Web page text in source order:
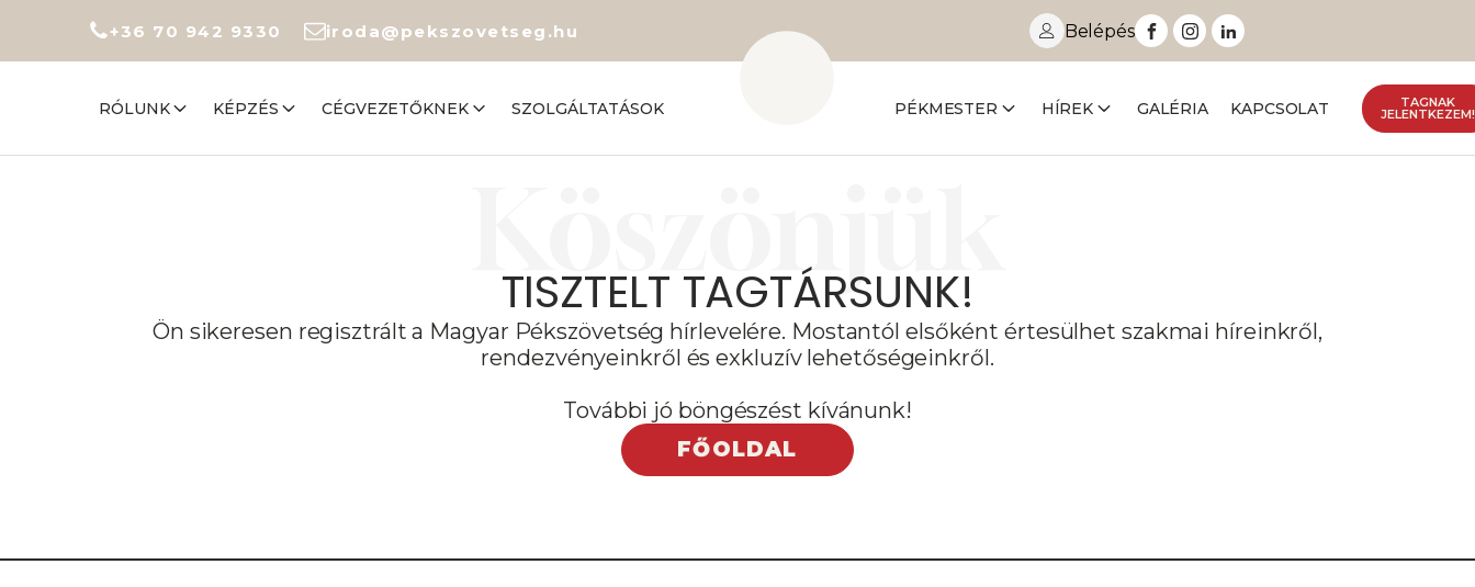
+36 70 942 9330 iroda@pekszovetseg.hu Belépés
RÓLUNK KÉPZÉS CÉGVEZETŐKNEK SZOLGÁLTATÁSOK PÉKMESTER HÍREK GALÉRIA KAPCSOLAT TAGNAK
JELENTKEZEM!
Köszönjük
TISZTELT TAGTÁRSUNK!
Ön sikeresen regisztrált a Magyar Pékszövetség hírlevelére. Mostantól elsőként értesülhet szakmai híreinkről,
rendezvényeinkről és exkluzív lehetőségeinkről.
További jó böngészést kívánunk!
FŐOLDAL